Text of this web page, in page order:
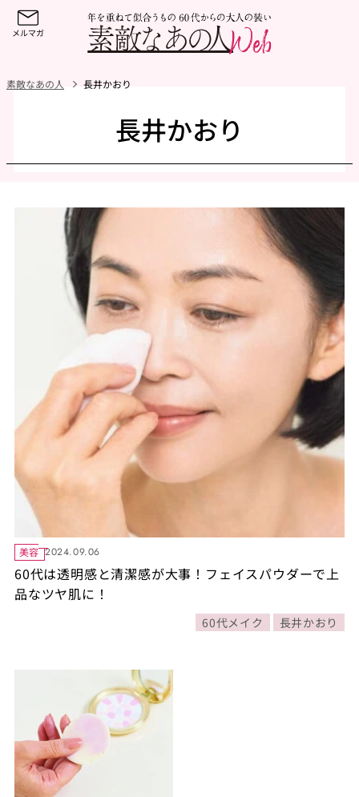
素敵なあの人 長井かおり
長井かおり
美容 2024.09.06
60代は透明感と清潔感が大事！フェイスパウダーで上
品なツヤ肌に！
60代メイク 長井かおり